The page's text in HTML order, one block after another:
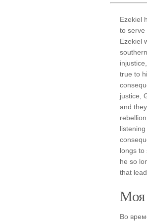
Ezekiel
to serve
Ezekiel
true to
justice,
and
longs to
he so
that
Моя
Во